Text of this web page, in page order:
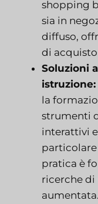
shopping
sia in
diffuso,
di
Soluzioni
istruzione:
la
strumenti
interattivi
particolare
pratica è
ricerche di
aumentata.